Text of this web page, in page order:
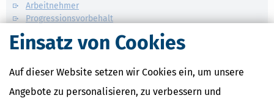
Einsatz von Cookies
Auf dieser Website setzen wir Cookies ein, um unsere
Angebote zu personalisieren, zu verbessern und
Arbeitnehmer
Progressionsvorbehalt